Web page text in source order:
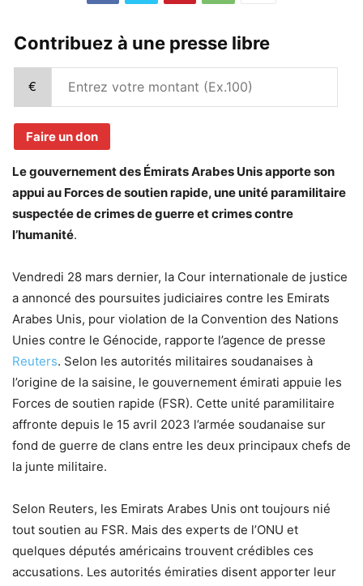
Contribuez à une presse libre
€
Faire un don
Le gouvernement des Émirats Arabes Unis apporte son
appui au Forces de soutien rapide, une unité paramilitaire
suspectée de crimes de guerre et crimes contre
l’humanité.
Vendredi 28 mars dernier, la Cour internationale de justice
a annoncé des poursuites judiciaires contre les Emirats
Arabes Unis, pour violation de la Convention des Nations
Unies contre le Génocide, rapporte l’agence de presse
Reuters. Selon les autorités militaires soudanaises à
l’origine de la saisine, le gouvernement émirati appuie les
Forces de soutien rapide (FSR). Cette unité paramilitaire
affronte depuis le 15 avril 2023 l’armée soudanaise sur
fond de guerre de clans entre les deux principaux chefs de
la junte militaire.
Selon Reuters, les Emirats Arabes Unis ont toujours nié
tout soutien au FSR. Mais des experts de l’ONU et
quelques députés américains trouvent crédibles ces
accusations. Les autorités émiraties disent apporter leur